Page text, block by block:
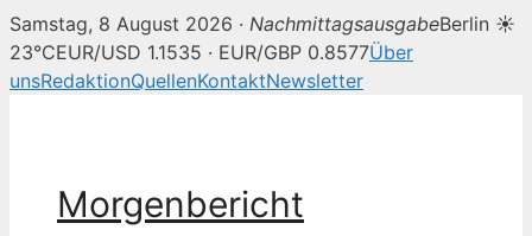
Samstag, 8 August 2026 · NachmittagsausgabeBerlin ☀
23°CEUR/USD 1.1535 · EUR/GBP 0.8577Über
unsRedaktionQuellenKontaktNewsletter
Morgenbericht